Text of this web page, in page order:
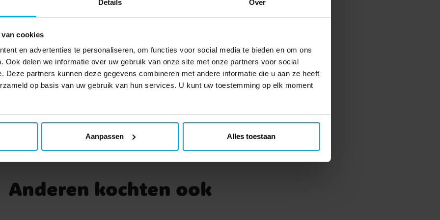
Details Over
cookies
en advertenties te personaliseren, om functies voor social media te bieden en om ons
Ook delen we informatie over uw gebruik van onze site met onze partners voor social
Deze partners kunnen deze gegevens combineren met andere informatie die u aan ze heeft
op basis van uw gebruik van hun services. U kunt uw toestemming op elk moment
Aanpassen Alles toestaan
je
en
TOEVOEGEN
Anderen kochten ook